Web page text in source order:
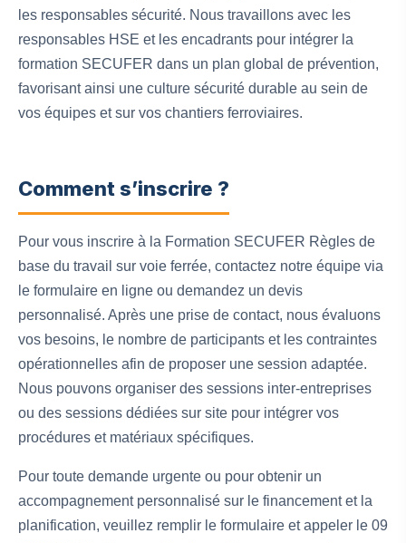
les responsables sécurité. Nous travaillons avec les
responsables HSE et les encadrants pour intégrer la
formation SECUFER dans un plan global de prévention,
favorisant ainsi une culture sécurité durable au sein de
vos équipes et sur vos chantiers ferroviaires.
Comment s’inscrire ?
Pour vous inscrire à la Formation SECUFER Règles de
base du travail sur voie ferrée, contactez notre équipe via
le formulaire en ligne ou demandez un devis
personnalisé. Après une prise de contact, nous évaluons
vos besoins, le nombre de participants et les contraintes
opérationnelles afin de proposer une session adaptée.
Nous pouvons organiser des sessions inter-entreprises
ou des sessions dédiées sur site pour intégrer vos
procédures et matériaux spécifiques.
Pour toute demande urgente ou pour obtenir un
accompagnement personnalisé sur le financement et la
planification, veuillez remplir le formulaire et appeler le 09